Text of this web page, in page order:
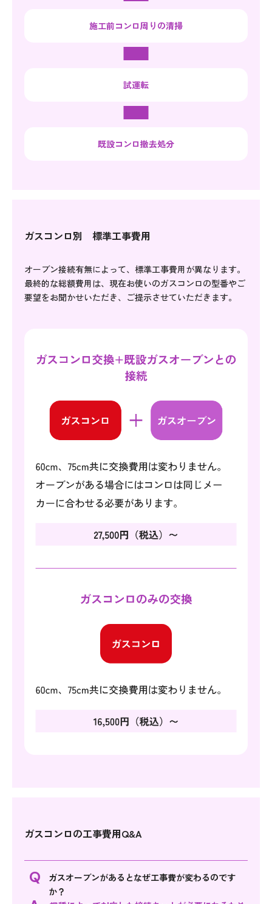
施工前コンロ周りの清掃
試運転
既設コンロ撤去処分
ガスコンロ別 標準工事費用
オーブン接続有無によって、標準工事費用が異なります。
最終的な総額費用は、現在お使いのガスコンロの型番やご
要望をお聞かせいただき、ご提示させていただきます。
ガスコンロの工事費用Q&A
Q
ガスオーブンがあるとなぜ工事費が変わるのです
か？